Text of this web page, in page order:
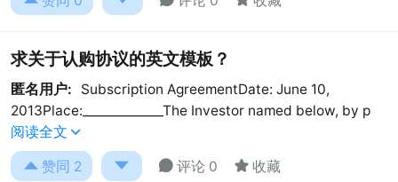
求关于认购协议的英文模板？
匿名用户:
Subscription AgreementDate: June 10,
2013Place:_____________The Investor named below, by p
阅读全文 
 赞同 2   评论 0  收藏